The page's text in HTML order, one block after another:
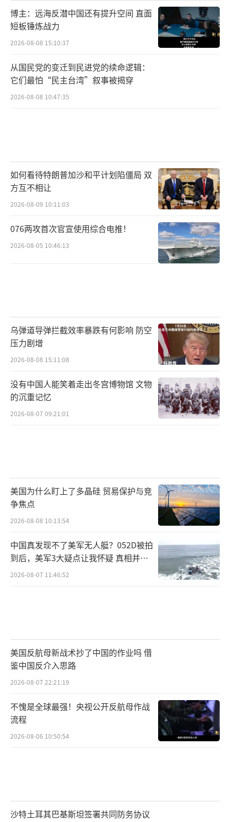
博主：远海反潜中国还有提升空间 直面
短板锤炼战力
2026-08-08 15:10:37
从国民党的变迁到民进党的续命逻辑：
它们最怕“民主台湾”叙事被揭穿
2026-08-08 10:47:35
如何看待特朗普加沙和平计划陷僵局 双
方互不相让
2026-08-09 10:11:03
076两攻首次官宣使用综合电推！
2026-08-05 10:46:13
乌弹道导弹拦截效率暴跌有何影响 防空
压力剧增
2026-08-08 15:11:08
没有中国人能笑着走出冬宫博物馆 文物
的沉重记忆
2026-08-07 09:21:01
美国为什么盯上了多晶硅 贸易保护与竞
争焦点
2026-08-08 10:13:54
中国真发现不了美军无人艇？052D被拍
到后，美军3大疑点让我怀疑 真相并非
如此
2026-08-07 11:46:52
美国反航母新战术抄了中国的作业吗 借
鉴中国反介入思路
2026-08-07 22:21:19
不愧是全球最强！央视公开反航母作战
流程
2026-08-06 10:50:54
沙特土耳其巴基斯坦签署共同防务协议